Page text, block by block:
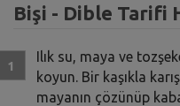
Bişi - Dible Tarifi
Ilık su, maya ve
koyun. Bir kaşıkla
mayanın çözünüp